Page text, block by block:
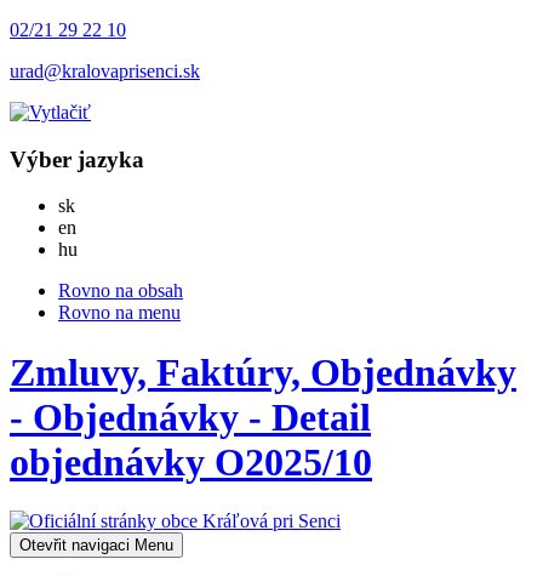
02/21 29 22 10
urad@kralovaprisenci.sk
Výber jazyka
skSlovensky
en
hu
Rovno na obsah
Rovno na menu
Zmluvy, Faktúry, Objednávky
- Objednávky - Detail
objednávky O2025/10
Otevřit navigaci Menu